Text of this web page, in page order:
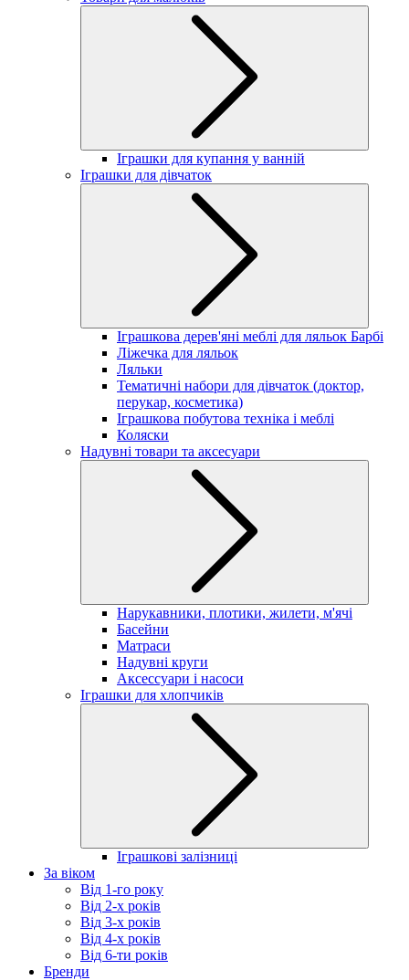
Іграшки для купання у ванній
Іграшки для дівчаток
Іграшкова дерев'яні меблі для ляльок Барбі
Ліжечка для ляльок
Ляльки
Тематичні набори для дівчаток (доктор,
перукар, косметика)
Іграшкова побутова техніка і меблі
Коляски
Надувні товари та аксесуари
Нарукавники, плотики, жилети, м'ячі
Басейни
Матраси
Надувні круги
Аксессуари і насоси
Іграшки для хлопчиків
Іграшкові залізниці
За віком
Від 1-го року
Від 2-х років
Від 3-х років
Від 4-х років
Від 6-ти років
Бренди